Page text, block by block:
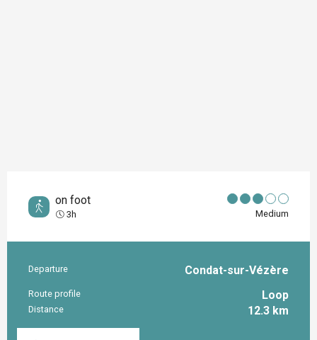
on foot
3h Medium
Practical information
Departure Condat-sur-Vézère
Route profile Loop
Distance 12.3 km